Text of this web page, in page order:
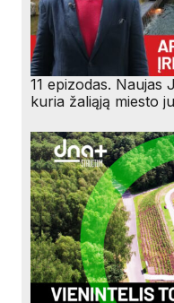
11 epizodas. Naujas
kuria žaliąją miesto